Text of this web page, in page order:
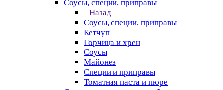
Соусы, специи, приправы
Назад
Соусы, специи, приправы
Кетчуп
Горчица и хрен
Соусы
Майонез
Специи и приправы
Томатная паста и пюре